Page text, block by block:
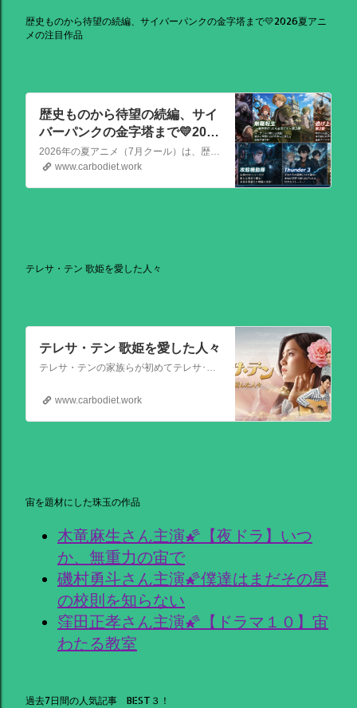
歴史ものから待望の続編、サイバーパンクの金字塔まで💛2026夏アニ
メの注目作品
歴史ものから待望の続編、サイ
バーパンクの金字塔まで💛2026
夏アニメの注目作品
www.carbodiet.work
テレサ・テン 歌姫を愛した人々
テレサ・テン 歌姫を愛した人々
テレサ・テンの家族らが初めてテレサ･テンの伝記的物語の撮影を許可した作品。テレサ・テンの伝説的な人生を誕生から描く。彼女がいかにして歌の道に踏み出し、いかにして一代の女王となったか、そしてその過程でいかにして苦悩と困難を乗り越えたか、その物語が披露される。
www.carbodiet.work
宙を題材にした珠玉の作品
木竜麻生さん主演🌠【夜ドラ】いつ
か、無重力の宙で
磯村勇斗さん主演🌠僕達はまだその星
の校則を知らない
窪田正孝さん主演🌠【ドラマ１０】宙
わたる教室
過去7日間の人気記事 BEST３！